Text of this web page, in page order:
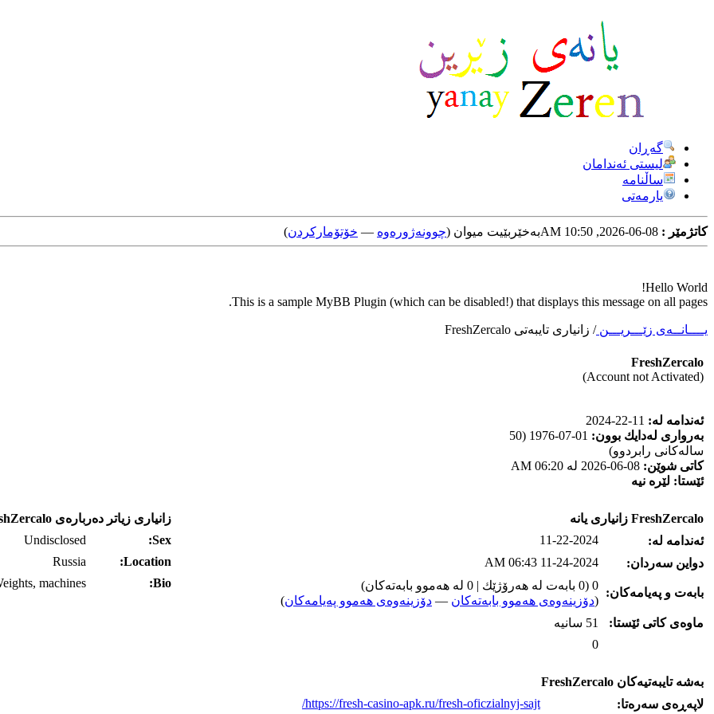
گه‌ڕان
لیستی ئه‌ندامان
ساڵنامه
یارمه‌تی
کاتژمێر : به‌خێربێیت میوان (چوونه‌ژوره‌وه‌ — خۆتۆمارکردن)
Hello World!
This is a sample MyBB Plugin (which can be disabled!) that displays this message on all pages.
یــــانــه‌ی زێـــریـــن/ زانیاری تایبه‌تی FreshZercalo
FreshZercalo
(Account not Activated)
ئه‌ندامه‌ له‌:
به‌رواری له‌دایك بوون:
01-07-1976 (50
ساله‌كانی رابردوو)
كاتی شوێن:
ئێستا: لێره‌ نیه‌
FreshZercalo زانیاری یانه‌
ئه‌ندامه‌ له‌:
11-22-2024
دواین سه‌ردان:
11-24-2024 06:43 AM
بابه‌ت و په‌یامه‌کان:
0 (0 بابه‌ت له‌ هه‌رۆژێك | 0 له‌ هه‌موو بابه‌ته‌كان)
(دۆزینه‌وه‌ی هه‌موو بابه‌ته‌کان — دۆزینه‌وه‌ی هه‌موو په‌یامه‌کان)
ماوه‌ی كاتی ئێستا:
51 سانیه‌
0
به‌شه‌ تایبه‌تیه‌کان FreshZercalo
لاپه‌ڕه‌ی سه‌ره‌تا:
https://fresh-casino-apk.ru/fresh-oficzialnyj-sajt/
زانیاری زیاتر ده‌رباره‌ی FreshZercalo
Sex:
Undisclosed
Location:
Russia
Bio:
machines